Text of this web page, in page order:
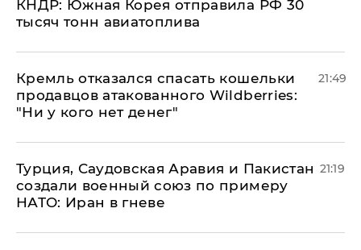
КНДР: Южная Корея отправила РФ 30
тысяч тонн авиатоплива
Кремль отказался спасать кошельки
продавцов атакованного Wildberries:
"Ни у кого нет денег"
21:49
Турция, Саудовская Аравия и Пакистан
создали военный союз по примеру
НАТО: Иран в гневе
21:19